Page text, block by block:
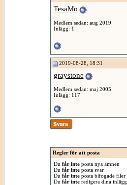
TesaMo
Medlem sedan: aug 2019
Inlägg: 1
2019-08-28, 18:31
graystone
Medlem sedan: maj 2005
Inlägg: 117
Regler för att posta
Du får inteposta nya ämnen
Du får inteposta svar
Du får inteposta bifogade filer
Du får interedigera dina inlägg